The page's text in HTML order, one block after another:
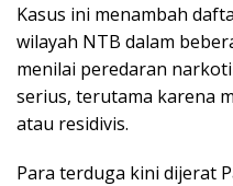
Kasus ini menambah
wilayah NTB dalam
menilai peredaran
serius, terutama karena
atau residivis.
Para terduga kini dijerat